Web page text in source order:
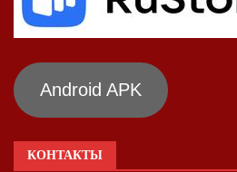
Android APK
КОНТАКТЫ